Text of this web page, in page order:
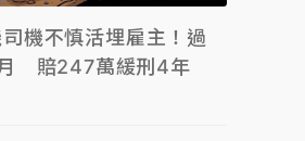
機不慎活埋雇主！過
賠247萬緩刑4年